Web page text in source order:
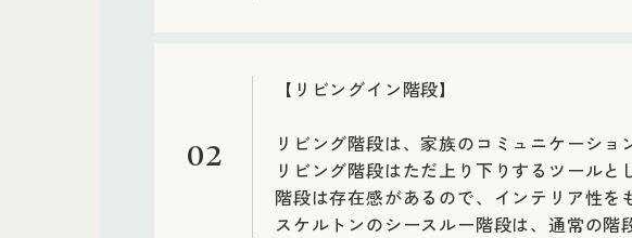
02
【リビングイン階段】
リビング階段は、家族のコミュニケーシ
リビング階段はただ上り下りするツール
階段は存在感があるので、インテリア性を
スケルトンのシースルー階段は、通常の階